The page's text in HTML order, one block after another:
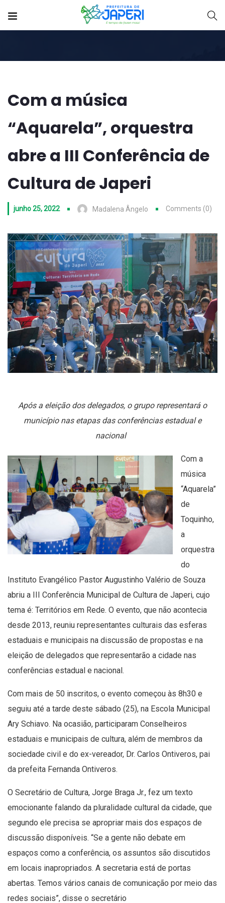
Com a música
“Aquarela”, orquestra
abre a III Conferência de
Cultura de Japeri
junho 25, 2022 Madalena Ângelo Comments (0)
Após a eleição dos delegados, o grupo representará o
município nas etapas das conferências estadual e
nacional
Com a
música
“Aquarela”
de
Toquinho,
a
orquestra
do
Instituto Evangélico Pastor Augustinho Valério de Souza
abriu a III Conferência Municipal de Cultura de Japeri, cujo
tema é: Territórios em Rede. O evento, que não acontecia
desde 2013, reuniu representantes culturais das esferas
estaduais e municipais na discussão de propostas e na
eleição de delegados que representarão a cidade nas
conferências estadual e nacional.
Com mais de 50 inscritos, o evento começou às 8h30 e
seguiu até a tarde deste sábado (25), na Escola Municipal
Ary Schiavo. Na ocasião, participaram Conselheiros
estaduais e municipais de cultura, além de membros da
sociedade civil e do ex-vereador, Dr. Carlos Ontiveros, pai
da prefeita Fernanda Ontiveros.
O Secretário de Cultura, Jorge Braga Jr., fez um texto
emocionante falando da pluralidade cultural da cidade, que
segundo ele precisa se apropriar mais dos espaços de
discussão disponíveis. “Se a gente não debate em
espaços como a conferência, os assuntos são discutidos
em locais inapropriados. A secretaria está de portas
abertas. Temos vários canais de comunicação por meio das
redes sociais”, disse o secretário